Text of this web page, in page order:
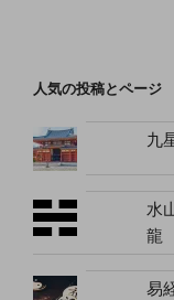
人気の投稿とページ
九
水
龍
易